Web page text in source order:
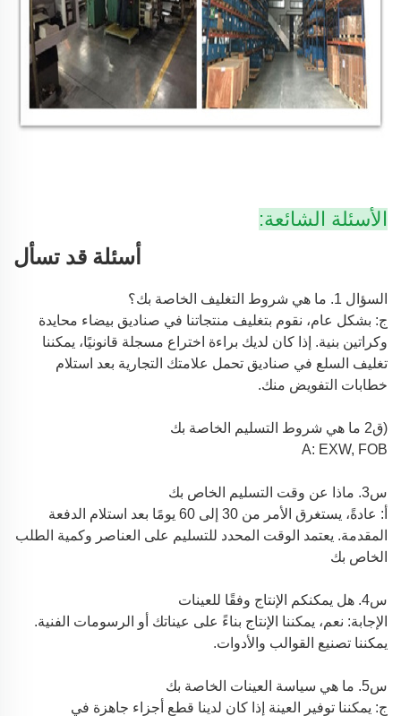
الأسئلة الشائعة:
أسئلة قد تسأل
السؤال 1. ما هي شروط التغليف الخاصة بك؟
ج: بشكل عام، نقوم بتغليف منتجاتنا في صناديق بيضاء محايدة
وكراتين بنية. إذا كان لديك براءة اختراع مسجلة قانونيًا، يمكننا
تغليف السلع في صناديق تحمل علامتك التجارية بعد استلام
خطابات التفويض منك.
(ق2 ما هي شروط التسليم الخاصة بك
A: EXW, FOB
س3. ماذا عن وقت التسليم الخاص بك
أ: عادةً، يستغرق الأمر من 30 إلى 60 يومًا بعد استلام الدفعة
المقدمة. يعتمد الوقت المحدد للتسليم على العناصر وكمية الطلب
الخاص بك
س4. هل يمكنكم الإنتاج وفقًا للعينات
الإجابة: نعم، يمكننا الإنتاج بناءً على عيناتك أو الرسومات الفنية.
يمكننا تصنيع القوالب والأدوات.
س5. ما هي سياسة العينات الخاصة بك
ج: يمكننا توفير العينة إذا كان لدينا قطع أجزاء جاهزة في